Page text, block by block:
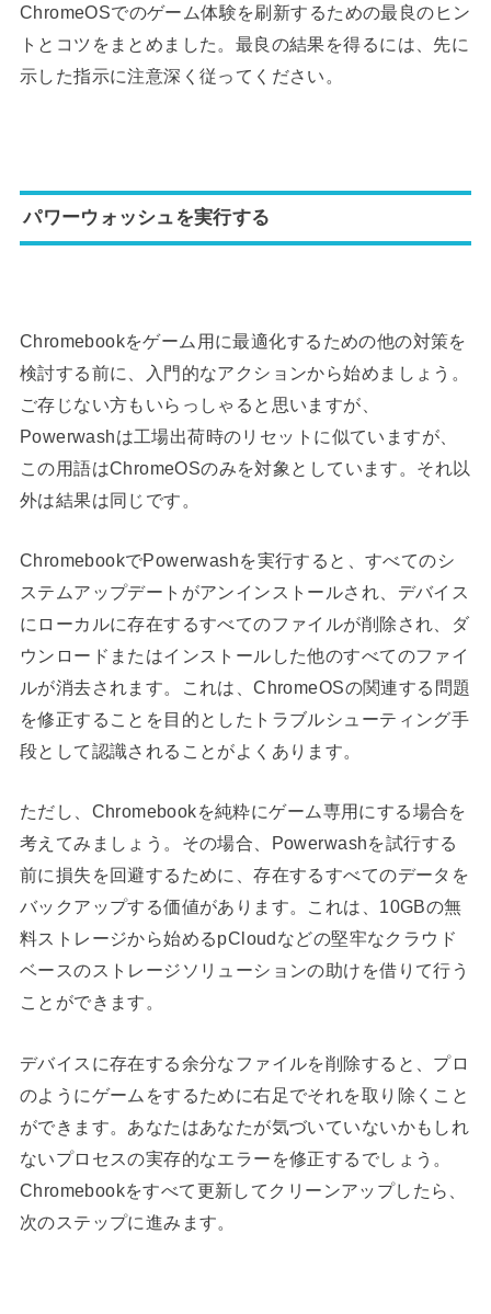
ChromeOSでのゲーム体験を刷新するための最良のヒン
トとコツをまとめました。最良の結果を得るには、先に
示した指示に注意深く従ってください。
パワーウォッシュを実行する
Chromebookをゲーム用に最適化するための他の対策を
検討する前に、入門的なアクションから始めましょう。
ご存じない方もいらっしゃると思いますが、
Powerwashは工場出荷時のリセットに似ていますが、
この用語はChromeOSのみを対象としています。それ以
外は結果は同じです。
ChromebookでPowerwashを実行すると、すべてのシ
ステムアップデートがアンインストールされ、デバイス
にローカルに存在するすべてのファイルが削除され、ダ
ウンロードまたはインストールした他のすべてのファイ
ルが消去されます。これは、ChromeOSの関連する問題
を修正することを目的としたトラブルシューティング手
段として認識されることがよくあります。
ただし、Chromebookを純粋にゲーム専用にする場合を
考えてみましょう。その場合、Powerwashを試行する
前に損失を回避するために、存在するすべてのデータを
バックアップする価値があります。これは、10GBの無
料ストレージから始めるpCloudなどの堅牢なクラウド
ベースのストレージソリューションの助けを借りて行う
ことができます。
デバイスに存在する余分なファイルを削除すると、プロ
のようにゲームをするために右足でそれを取り除くこと
ができます。あなたはあなたが気づいていないかもしれ
ないプロセスの実存的なエラーを修正するでしょう。
Chromebookをすべて更新してクリーンアップしたら、
次のステップに進みます。